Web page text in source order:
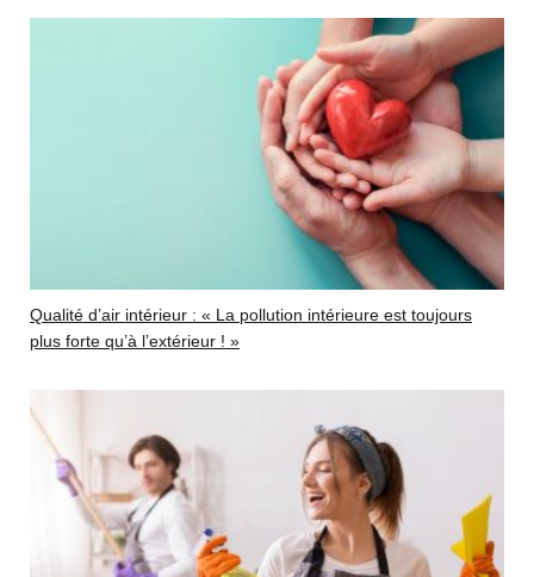
Qualité d’air intérieur : « La pollution intérieure est toujours
plus forte qu’à l’extérieur ! »